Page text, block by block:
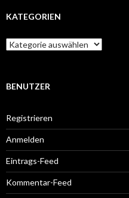
KATEGORIEN
Kategorien
BENUTZER
Registrieren
Anmelden
Eintrags-Feed
Kommentar-Feed